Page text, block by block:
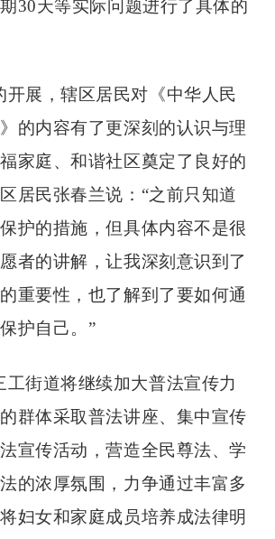
30天等实际问题进行了具体的
开展，辖区居民对《中华人民
的内容有了更深刻的认识与理
家庭、和谐社区奠定了良好的
居民张春兰说： “之前只知道
护的措施，但具体内容不是很
者的讲解，让我深刻意识到了
重要性，也了解到了要如何通
护自己。”
工街道将继续加大普法宣传力
群体采取普法讲座、集中宣传
宣传活动，营造全民尊法、学
的浓厚氛围，力争通过丰富多
妇女和家庭成员培养成法律明